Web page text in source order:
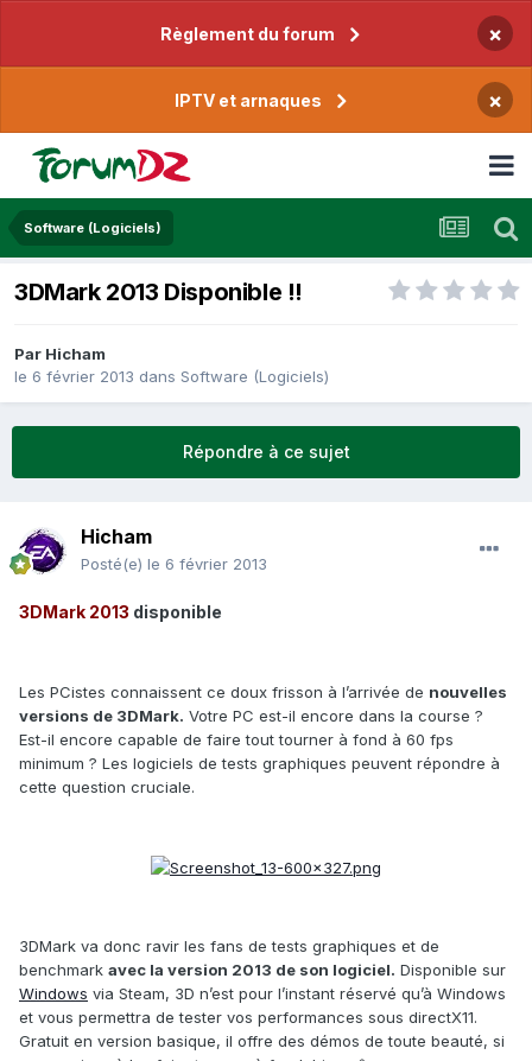
Règlement du forum ×
IPTV et arnaques ×
Software (Logiciels)
3DMark 2013 Disponible !!
Par Hicham
le 6 février 2013 dans Software (Logiciels)
Répondre à ce sujet
Hicham
Posté(e) le 6 février 2013
3DMark 2013 disponible
Les PCistes connaissent ce doux frisson à l’arrivée de nouvelles
versions de 3DMark. Votre PC est-il encore dans la course ?
Est-il encore capable de faire tout tourner à fond à 60 fps
minimum ? Les logiciels de tests graphiques peuvent répondre à
cette question cruciale.
3DMark va donc ravir les fans de tests graphiques et de
benchmark avec la version 2013 de son logiciel. Disponible sur
Windows via Steam, 3D n’est pour l’instant réservé qu’à Windows
et vous permettra de tester vos performances sous directX11.
Gratuit en version basique, il offre des démos de toute beauté, si